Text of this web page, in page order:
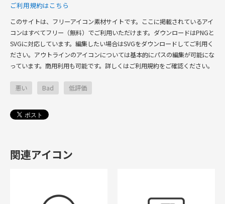
ご利用規約はこちら
このサイトは、フリーアイコン素材サイトです。ここに掲載されているアイ
コンはすべてフリー（無料）でご利用いただけます。ダウンロードはPNGと
SVGに対応しています。編集したい場合はSVGをダウンロードしてご利用く
ださい。アウトラインのアイコンについては基本的にパスの編集が可能にな
っています。商用利用も可能です。詳しくはご利用規約をご確認ください。
悪い Bad 低評価
関連アイコン